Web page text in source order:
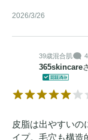
2026/3/26
39歳混合肌
365skincare
皮脂は出やすいの
イプ。毛穴も構造